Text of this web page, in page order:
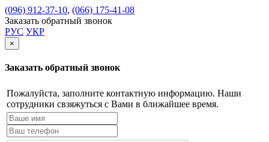
(096) 912-37-10, (066) 175-41-08
Заказать обратный звонок
РУС УКР
×
Заказать обратный звонок
Пожалуйста, заполните контактную информацию. Наши
сотрудники свзяжуться с Вами в ближайшее время.